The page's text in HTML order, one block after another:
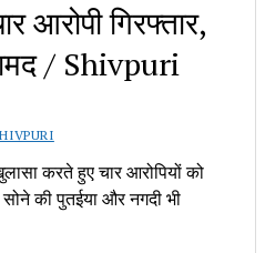
आरोपी गिरफ्तार,
/ Shivpuri
करते हुए चार आरोपियों को
की पुतईया और नगदी भी